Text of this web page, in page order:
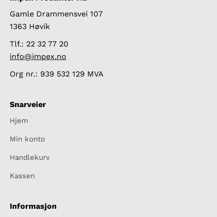
Gamle Drammensvei 107
1363 Høvik
Tlf.: 22 32 77 20
info@impex.no
Org nr.: 939 532 129 MVA
Snarveier
Hjem
Min konto
Handlekurv
Kassen
Informasjon